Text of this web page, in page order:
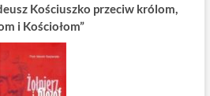
Kościuszko przeciw królom,
i Kościołom”